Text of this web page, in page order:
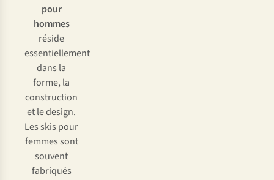
pour
hommes
réside
essentiellement
dans la
forme, la
construction
et le design.
Les skis pour
femmes sont
souvent
fabriqués